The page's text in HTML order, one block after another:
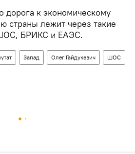
дорога к экономическому
страны лежит через такие
БРИКС и ЕАЭС.
Запад Олег Гайдукевич ШОС